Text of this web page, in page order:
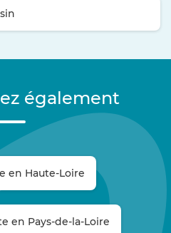
également
en Haute-Loire
en Pays-de-la-Loire